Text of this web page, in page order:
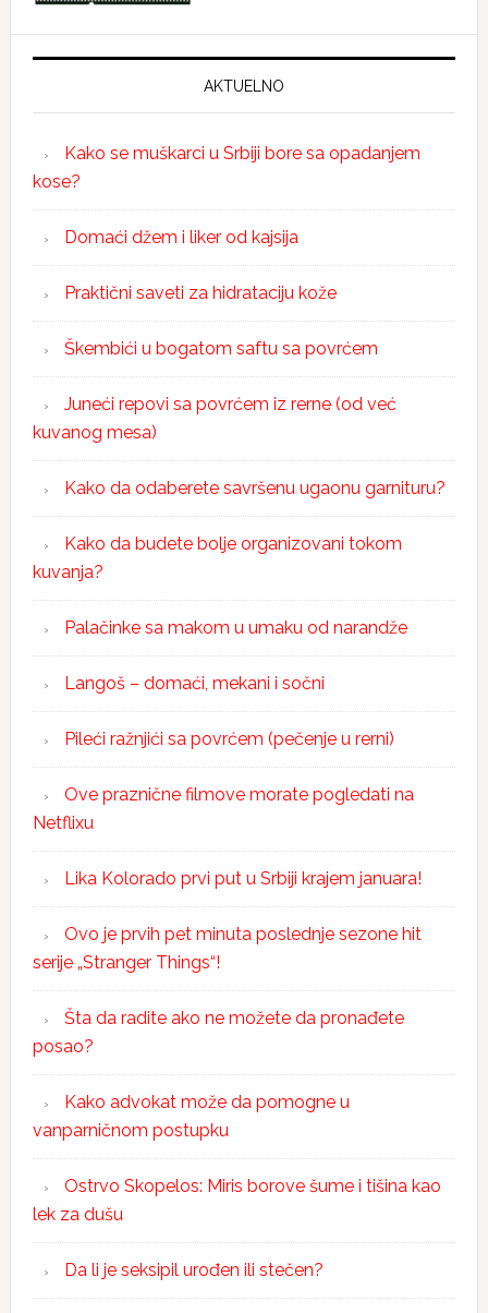
AKTUELNO
Kako se muškarci u Srbiji bore sa opadanjem
kose?
Domaći džem i liker od kajsija
Praktični saveti za hidrataciju kože
Škembići u bogatom saftu sa povrćem
Juneći repovi sa povrćem iz rerne (od već
kuvanog mesa)
Kako da odaberete savršenu ugaonu garnituru?
Kako da budete bolje organizovani tokom
kuvanja?
Palačinke sa makom u umaku od narandže
Langoš – domaći, mekani i sočni
Pileći ražnjići sa povrćem (pečenje u rerni)
Ove praznične filmove morate pogledati na
Netflixu
Lika Kolorado prvi put u Srbiji krajem januara!
Ovo je prvih pet minuta poslednje sezone hit
serije „Stranger Things“!
Šta da radite ako ne možete da pronađete
posao?
Kako advokat može da pomogne u
vanparničnom postupku
Ostrvo Skopelos: Miris borove šume i tišina kao
lek za dušu
Da li je seksipil urođen ili stečen?